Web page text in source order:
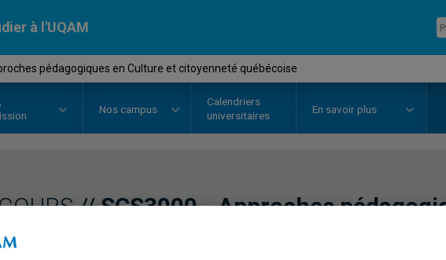
à l'UQAM
pédagogiques en Culture et citoyenneté québécoise
Nos campus
Calendriers
universitaires
En savoir plus
// SCS3000-Approches